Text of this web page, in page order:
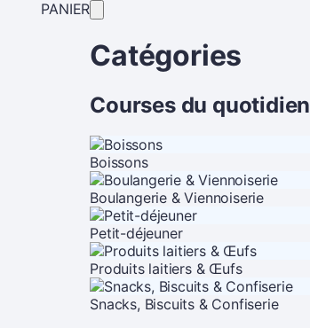
PANIER
Catégories
Courses du quotidien
Boissons
Boulangerie & Viennoiserie
Petit-déjeuner
Produits laitiers & Œufs
Snacks, Biscuits & Confiserie